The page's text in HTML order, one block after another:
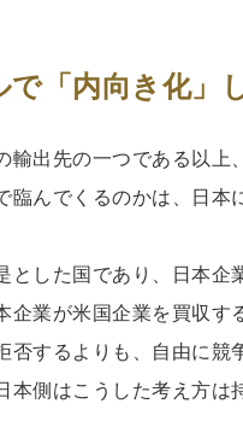
「内向き化」
輸出先の一つである以
臨んでくるのかは、日本
とした国であり、日本
企業が米国企業を買収
否するよりも、自由に
本側はこうした考え方は